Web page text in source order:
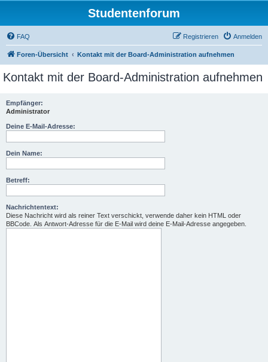
Studentenforum
FAQ Anmelden
Registrieren
Foren-Übersicht Kontakt mit der Board-Administration aufnehmen
Kontakt mit der Board-Administration aufnehmen
Empfänger:
Administrator
Deine E-Mail-Adresse:
Dein Name:
Betreff:
Nachrichtentext:
Diese Nachricht wird als reiner Text verschickt, verwende daher kein HTML oder
BBCode. Als Antwort-Adresse für die E-Mail wird deine E-Mail-Adresse angegeben.